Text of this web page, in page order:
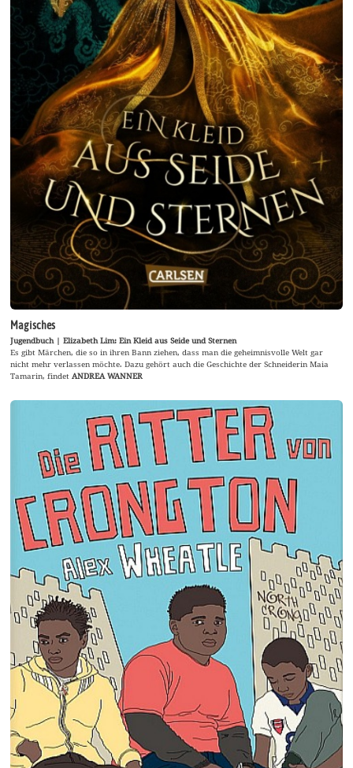
Magisches
Jugendbuch | Elizabeth Lim: Ein Kleid aus Seide und Sternen
Es gibt Märchen, die so in ihren Bann ziehen, dass man die geheimnisvolle Welt gar
nicht mehr verlassen möchte. Dazu gehört auch die Geschichte der Schneiderin Maia
Tamarin, findetANDREA WANNER